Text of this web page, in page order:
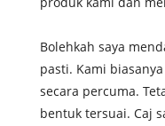
Bolehkah saya
pasti. Kami
secara percuma.
bentuk tersuai. Caj